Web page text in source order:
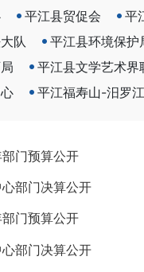
平江县贸促会 平
队
平江县环境保护
平江县文学艺术界
平江福寿山-汨罗
门预算公开
部门决算公开
门预算公开
部门决算公开